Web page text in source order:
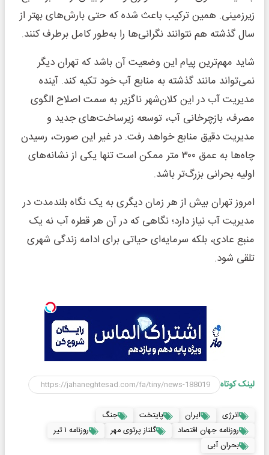
زیرزمینی. همین ترکیب باعث شده که حتی بارش‌های بهتر از
سال گذشته هم نتوانند نگرانی‌ها را به‌طور کامل برطرف کنند.
شاید مهم‌ترین پیام این وضعیت آن باشد که تهران دیگر
نمی‌تواند مانند گذشته به منابع آب خود تکیه کند. آینده
مدیریت آب در این کلان‌شهر ناگزیر به سمت اصلاح الگوی
مصرف، بازچرخانی آب، توسعه زیرساخت‌های جدید و
مدیریت دقیق منابع خواهد رفت. در غیر این صورت، رسیدن
چاه‌ها به عمق ۳۰۰ متر ممکن است تنها یکی از نشانه‌های
اولیه بحرانی بزرگ‌تر باشد.
امروز تهران بیش از هر زمان دیگری به یک نگاه بلندمدت در
مدیریت آب نیاز دارد؛ نگاهی که در آن هر قطره آب نه یک
منبع عادی، بلکه سرمایه‌ای حیاتی برای ادامه زندگی شهری
تلقی شود.
لینک کوتاه
انرژی ایران پایتخت
جنگ
روزنامه جهان اقتصاد
گلناز پرتوی مهر
روزنامه ۱ تیر
بحران آبی